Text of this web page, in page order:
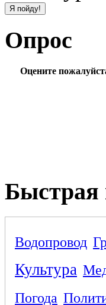
Опрос
Оцените
Быстрая
Водопровод
Культура
Погода